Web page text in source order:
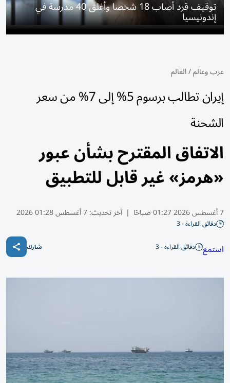
توقيف قرد أصاب 18 شخصا وأغلق 40 مدرسة في
إندونيسيا
عرب وعالم/العالم
إيران تطالب برسوم 5% إلى 7% من سعر
الشحنة
الاتفاق المقترح بشأن عبور
«هرمز» غير قابل للتطبيق
7 أغسطس 2026 01:27 صباحًا | آخر تحديث:7 أغسطس 01:28 2026
دقائق القراءة - 3
استمع دقائق القراءة - 3 شارك